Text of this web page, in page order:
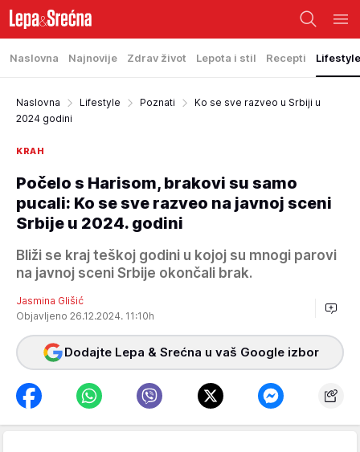
Naslovna Najnovije Zdrav život Lepota i stil Recepti Lifestyle
Naslovna Lifestyle Poznati
Ko se sve razveo u Srbiji u
2024 godini
KRAH
Počelo s Harisom, brakovi su samo
pucali: Ko se sve razveo na javnoj sceni
Srbije u 2024. godini
Bliži se kraj teškoj godini u kojoj su mnogi parovi
na javnoj sceni Srbije okončali brak.
Jasmina Glišić
Objavljeno 26.12.2024. 11:10h
Dodajte Lepa & Srećna u vaš Google izbor